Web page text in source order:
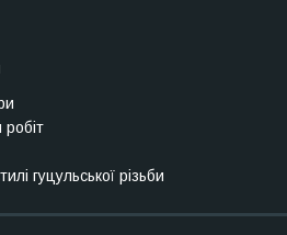
гуцульської різьби